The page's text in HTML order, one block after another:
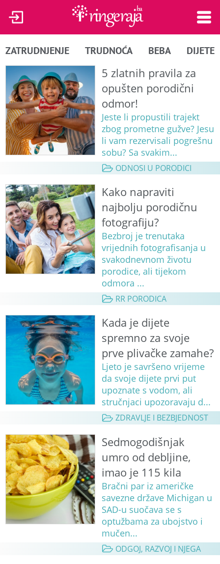
ZATRUDNJENJE TRUDNOĆA BEBA DIJETE
5 zlatnih pravila za
opušten porodični
odmor!
Jeste li propustili trajekt
zbog prometne gužve? Jesu
li vam rezervisali pogrešnu
sobu? Sa svakim...
ODNOSI U PORODICI
Kako napraviti
najbolju porodičnu
fotografiju?
Bezbroj je trenutaka
vrijednih fotografisanja u
svakodnevnom životu
porodice, ali tijekom
odmora ...
RR PORODICA
Kada je dijete
spremno za svoje
prve plivačke zamahe?
Ljeto je savršeno vrijeme
da svoje dijete prvi put
upoznate s vodom, ali
stručnjaci upozoravaju d...
ZDRAVLJE I BEZBJEDNOST
Sedmogodišnjak
umro od debljine,
imao je 115 kila
Bračni par iz američke
savezne države Michigan u
SAD-u suočava se s
optužbama za ubojstvo i
mučen...
ODGOJ, RAZVOJ I NJEGA